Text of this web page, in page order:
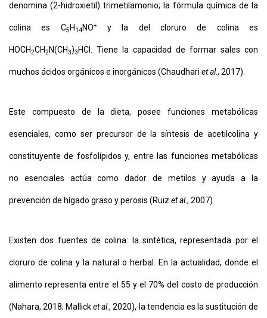
denomina (2-hidroxietil) trimetilamonio; la fórmula química de la
colina es C5 H 14NO+ y la del cloruro de colina es
HOCH2CH2N(CH3)3 HCl. Tiene la capacidad de formar sales con
muchos ácidos orgánicos e inorgánicos (Chaudhari et al., 2017).
Este compuesto de la dieta, posee funciones metabólicas
esenciales, como ser precursor de la síntesis de acetilcolina y
constituyente de fosfolípidos y, entre las funciones metabólicas
no esenciales actúa como dador de metilos y ayuda a la
prevención de hígado graso y perosis (Ruiz et al., 2007)
Existen dos fuentes de colina: la sintética, representada por el
cloruro de colina y la natural o herbal. En la actualidad, donde el
alimento representa entre el 55 y el 70% del costo de producción
(Nahara, 2018; Mallicket al., 2020), la tendencia es la sustitución de